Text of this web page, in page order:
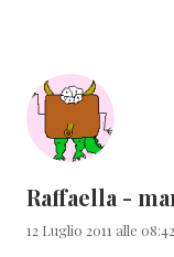
Raffaella -
12 Luglio 2011 alle 08:42